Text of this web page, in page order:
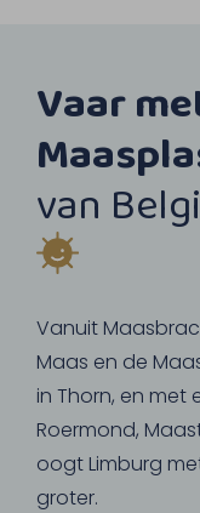
Vaar
van
Vanuit
Maas en de
in Thorn, en met
Roermond,
oogt Limburg
groter.